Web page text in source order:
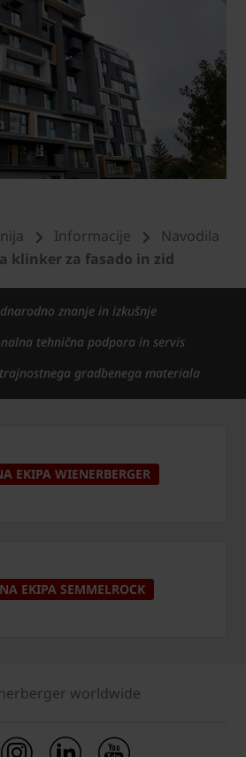
Informacije
Navodila
klinker za fasado in zid
znanje in izkušnje
tehnična podpora in servis
gradbenega materiala
EKIPA WIENERBERGER
EKIPA SEMMELROCK
worldwide